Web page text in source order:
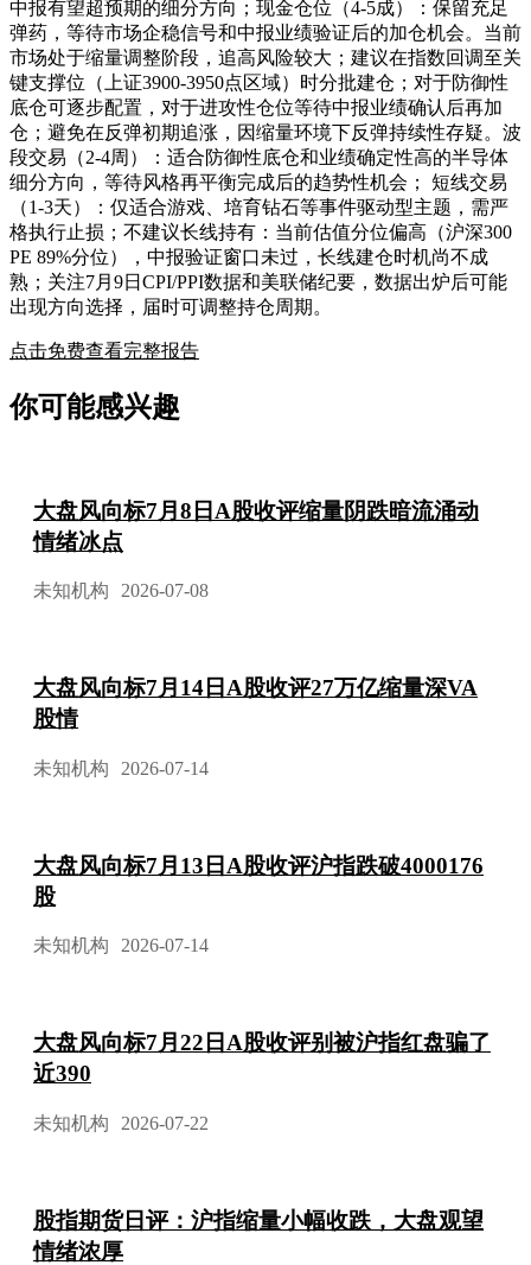
中报有望超预期的细分方向；现金仓位（4-5成）：保留充足
弹药，等待市场企稳信号和中报业绩验证后的加仓机会。当前
市场处于缩量调整阶段，追高风险较大；建议在指数回调至关
键支撑位（上证3900-3950点区域）时分批建仓；对于防御性
底仓可逐步配置，对于进攻性仓位等待中报业绩确认后再加
仓；避免在反弹初期追涨，因缩量环境下反弹持续性存疑。波
段交易（2-4周）：适合防御性底仓和业绩确定性高的半导体
细分方向，等待风格再平衡完成后的趋势性机会； 短线交易
（1-3天）：仅适合游戏、培育钻石等事件驱动型主题，需严
格执行止损；不建议长线持有：当前估值分位偏高（沪深300
PE 89%分位），中报验证窗口未过，长线建仓时机尚不成
熟；关注7月9日CPI/PPI数据和美联储纪要，数据出炉后可能
出现方向选择，届时可调整持仓周期。
点击免费查看完整报告
你可能感兴趣
大盘风向标7月8日A股收评缩量阴跌暗流涌动
情绪冰点
未知机构 2026-07-08
大盘风向标7月14日A股收评27万亿缩量深VA
股情
未知机构 2026-07-14
大盘风向标7月13日A股收评沪指跌破4000176
股
未知机构 2026-07-14
大盘风向标7月22日A股收评别被沪指红盘骗了
近390
未知机构 2026-07-22
股指期货日评：沪指缩量小幅收跌，大盘观望
情绪浓厚